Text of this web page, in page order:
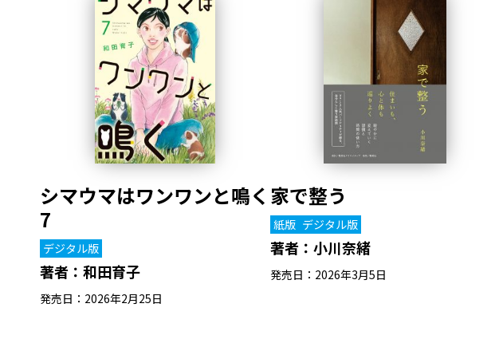
シマウマはワンワンと鳴く
7
デジタル版
著者： 和田育子
発売日：2026年2月25日
家で整う
紙版 デジタル版
著者： 小川奈緒
発売日：2026年3月5日